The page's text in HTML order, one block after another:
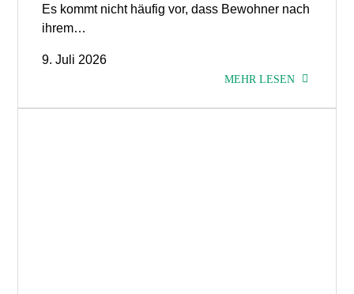
Es kommt nicht häufig vor, dass Bewohner nach
ihrem…
9. Juli 2026
MEHR LESEN